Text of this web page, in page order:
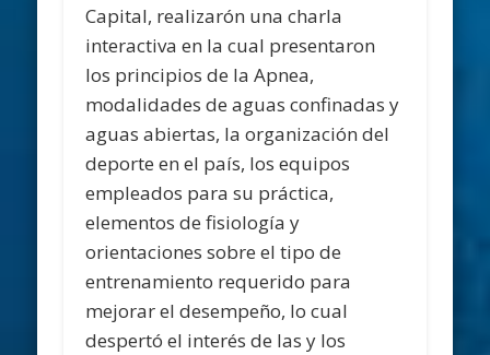
Capital, realizarón una charla
interactiva en la cual presentaron
los principios de la Apnea,
modalidades de aguas confinadas y
aguas abiertas, la organización del
deporte en el país, los equipos
empleados para su práctica,
elementos de fisiología y
orientaciones sobre el tipo de
entrenamiento requerido para
mejorar el desempeño, lo cual
despertó el interés de las y los